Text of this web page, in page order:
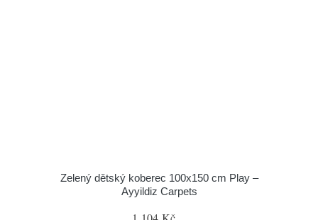
Zelený dětský koberec 100x150 cm Play –
Ayyildiz Carpets